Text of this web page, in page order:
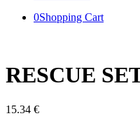
0Shopping Cart
RESCUE
15.34 €